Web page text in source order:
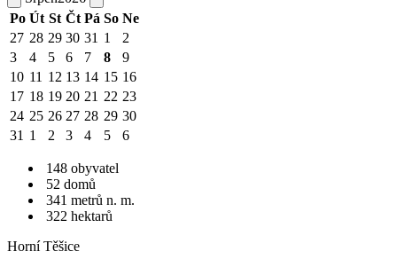
Po Út St Čt Pá So Ne
27 28 29 30 31 1
2
3
4 5 6 7 8
9
10 11 12 13 14 15 16
17 18 19 20 21 22 23
24 25 26 27 28 29 30
31 1 2 3 4 5 6
148 obyvatel
52 domů
341 metrů n. m.
322 hektarů
Horní Těšice